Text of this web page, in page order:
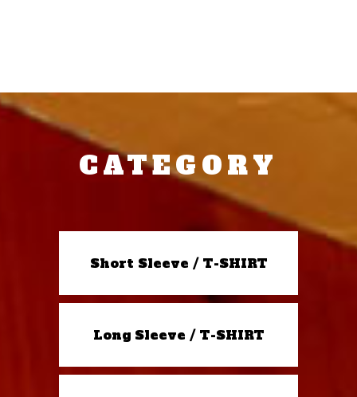
CATEGORY
Short Sleeve / T-SHIRT
Long Sleeve / T-SHIRT